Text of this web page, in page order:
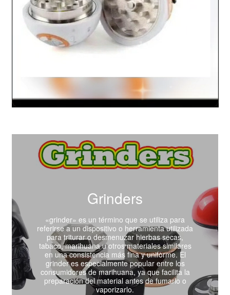
Grinders
«grinder» es un término que se utiliza para
referirse a un dispositivo o herramienta utilizada
para triturar o desmenuzar hierbas secas,
tabaco, marihuana u otros materiales similares
en una consistencia más fina y uniforme. El
grinder es especialmente popular entre los
consumidores de marihuana, ya que facilita la
preparación del material antes de fumarlo o
vaporizarlo.